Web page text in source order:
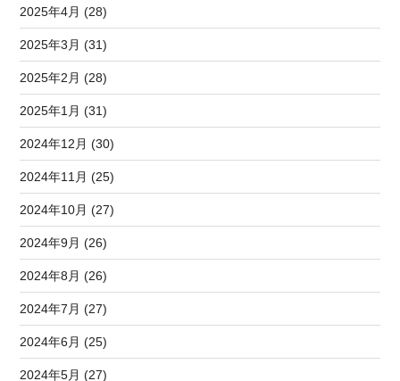
2025年4月 (28)
2025年3月 (31)
2025年2月 (28)
2025年1月 (31)
2024年12月 (30)
2024年11月 (25)
2024年10月 (27)
2024年9月 (26)
2024年8月 (26)
2024年7月 (27)
2024年6月 (25)
2024年5月 (27)